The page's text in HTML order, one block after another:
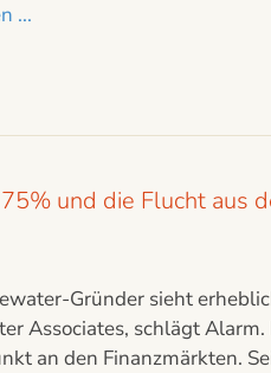
...
und die Flucht
Gründer sieht
Associates, schlägt
an den Finanzmärkten.